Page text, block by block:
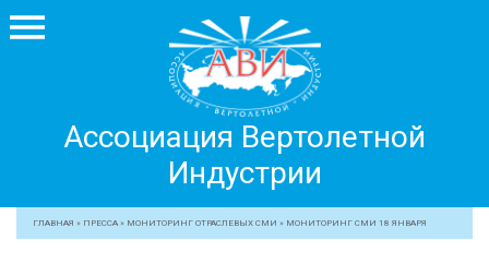
Ассоциация Вертолетной
Индустрии
Вертолетной
Индустрии
+7 499 755 99 29
ГЛАВНАЯ » ПРЕССА » МОНИТОРИНГ ОТРАСЛЕВЫХ СМИ » МОНИТОРИНГ СМИ 18 ЯНВАРЯ